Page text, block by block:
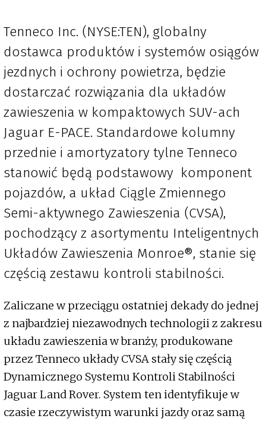
Tenneco Inc. (NYSE:TEN), globalny
dostawca produktów i systemów osiągów
jezdnych i ochrony powietrza, będzie
dostarczać rozwiązania dla układów
zawieszenia w kompaktowych SUV-ach
Jaguar E-PACE. Standardowe kolumny
przednie i amortyzatory tylne Tenneco
stanowić będą podstawowy komponent
pojazdów, a układ Ciągle Zmiennego
Semi-aktywnego Zawieszenia (CVSA),
pochodzący z asortymentu Inteligentnych
Układów Zawieszenia Monroe®, stanie się
częścią zestawu kontroli stabilności.
Zaliczane w przeciągu ostatniej dekady do jednej
z najbardziej niezawodnych technologii z zakresu
układu zawieszenia w branży, produkowane
przez Tenneco układy CVSA stały się częścią
Dynamicznego Systemu Kontroli Stabilności
Jaguar Land Rover. System ten identyfikuje w
czasie rzeczywistym warunki jazdy oraz samą